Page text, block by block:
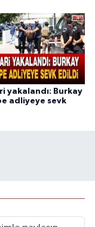
yakalandı: Burkay
adliyeye sevk